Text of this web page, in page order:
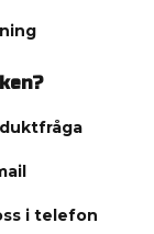
i telefon